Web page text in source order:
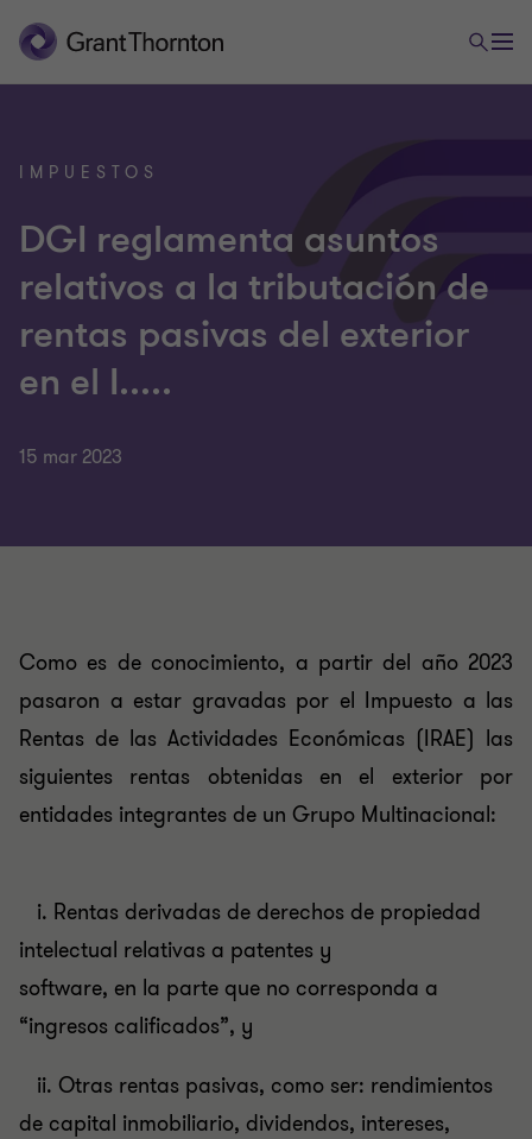
IMPUESTOS
DGI reglamenta asuntos
relativos a la tributación de
rentas pasivas del exterior
en el I.....
15 mar 2023
Como es de conocimiento, a partir del año 2023
pasaron a estar gravadas por el Impuesto a las
Rentas de las Actividades Económicas (IRAE) las
siguientes rentas obtenidas en el exterior por
entidades integrantes de un Grupo Multinacional:
i. Rentas derivadas de derechos de propiedad
intelectual relativas a patentes y
software, en la parte que no corresponda a
“ingresos calificados”, y
ii. Otras rentas pasivas, como ser: rendimientos
de capital inmobiliario, dividendos, intereses,